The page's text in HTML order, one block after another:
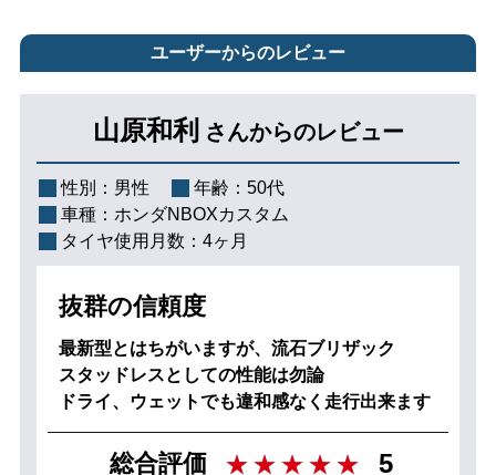
ユーザーからのレビュー
山原和利 さんからのレビュー
性別： 男性 年齢： 50代
車種： ホンダNBOXカスタム
タイヤ使用月数： 4ヶ月
抜群の信頼度
最新型とはちがいますが、流石ブリザック
スタッドレスとしての性能は勿論
ドライ、ウェットでも違和感なく走行出来ます
総合評価 5